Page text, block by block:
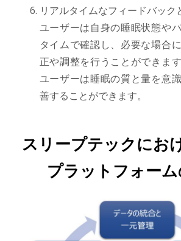
リアルタイムなフィードバック
ユーザーは自身の睡眠状態や
タイムで確認し、必要な場合
正や調整を行うことができま
ユーザーは睡眠の質と量を意
善することができます。
スリープテックにお
プラットフォー